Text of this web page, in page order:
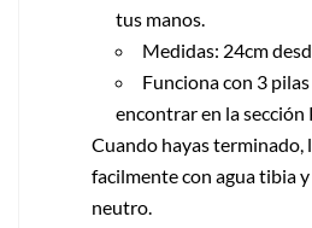
tus manos.
Medidas: 24cm
Funciona con 3
encontrar en la sección
Cuando hayas terminado,
facilmente con agua tibia
neutro.